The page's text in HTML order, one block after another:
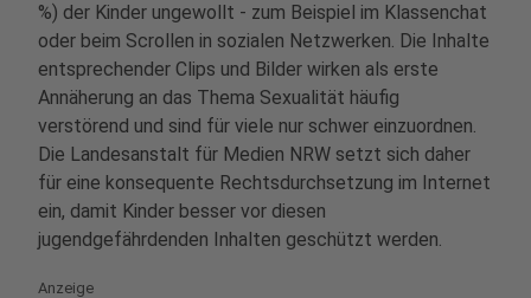
%) der Kinder ungewollt - zum Beispiel im Klassenchat
oder beim Scrollen in sozialen Netzwerken. Die Inhalte
entsprechender Clips und Bilder wirken als erste
Annäherung an das Thema Sexualität häufig
verstörend und sind für viele nur schwer einzuordnen.
Die Landesanstalt für Medien NRW setzt sich daher
für eine konsequente Rechtsdurchsetzung im Internet
ein, damit Kinder besser vor diesen
jugendgefährdenden Inhalten geschützt werden.
Anzeige